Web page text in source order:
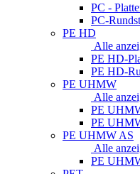
PC -
PC-
PE HD
Alle
PE HD-
PE HD-
PE UHMW
Alle
PE
PE
PE UHMW AS
Alle
PE